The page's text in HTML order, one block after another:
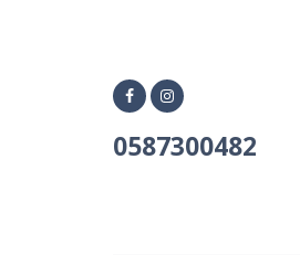
0587300482